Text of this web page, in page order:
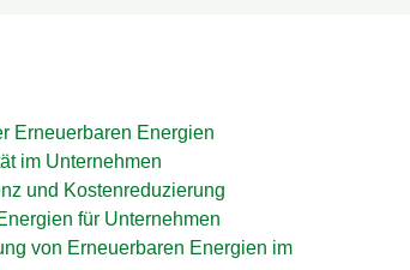
Erneuerbaren Energien
im Unternehmen
und Kostenreduzierung
für Unternehmen
von Erneuerbaren Energien im